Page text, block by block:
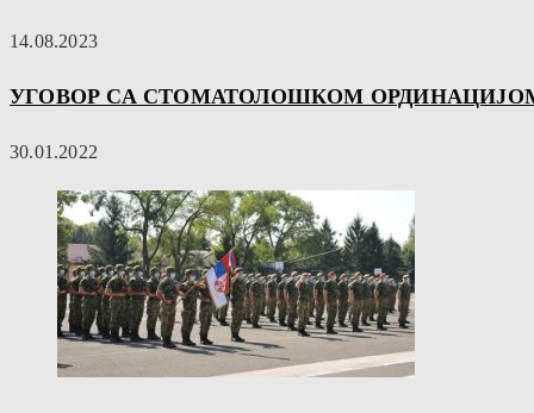
14.08.2023
УГОВОР СА СТОМАТОЛОШКОМ
30.01.2022